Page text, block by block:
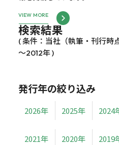
VIEW MORE
検索結果
( 条件：当社（執筆・刊行時
～2012年 )
発行年の絞り込み
2026年 2025年 2024
2021年 2020年 2019